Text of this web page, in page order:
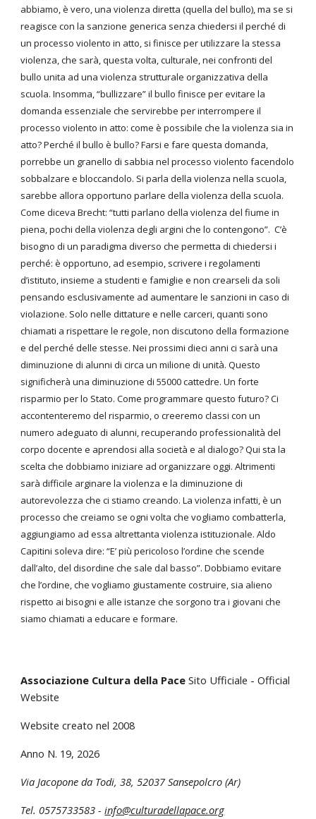
abbiamo, è vero, una violenza diretta (quella del bullo), ma se si
reagisce con la sanzione generica senza chiedersi il perché di
un processo violento in atto, si finisce per utilizzare la stessa
violenza, che sarà, questa volta, culturale, nei confronti del
bullo unita ad una violenza strutturale organizzativa della
scuola. Insomma, “bullizzare” il bullo finisce per evitare la
domanda essenziale che servirebbe per interrompere il
processo violento in atto: come è possibile che la violenza sia in
atto? Perché il bullo è bullo? Farsi e fare questa domanda,
porrebbe un granello di sabbia nel processo violento facendolo
sobbalzare e bloccandolo. Si parla della violenza nella scuola,
sarebbe allora opportuno parlare della violenza della scuola.
Come diceva Brecht: “tutti parlano della violenza del fiume in
piena, pochi della violenza degli argini che lo contengono”. C’è
bisogno di un paradigma diverso che permetta di chiedersi i
perché: è opportuno, ad esempio, scrivere i regolamenti
d’istituto, insieme a studenti e famiglie e non crearseli da soli
pensando esclusivamente ad aumentare le sanzioni in caso di
violazione. Solo nelle dittature e nelle carceri, quanti sono
chiamati a rispettare le regole, non discutono della formazione
e del perché delle stesse. Nei prossimi dieci anni ci sarà una
diminuzione di alunni di circa un milione di unità. Questo
significherà una diminuzione di 55000 cattedre. Un forte
risparmio per lo Stato. Come programmare questo futuro? Ci
accontenteremo del risparmio, o creeremo classi con un
numero adeguato di alunni, recuperando professionalità del
corpo docente e aprendosi alla società e al dialogo? Qui sta la
scelta che dobbiamo iniziare ad organizzare oggi. Altrimenti
sarà difficile arginare la violenza e la diminuzione di
autorevolezza che ci stiamo creando. La violenza infatti, è un
processo che creiamo se ogni volta che vogliamo combatterla,
aggiungiamo ad essa altrettanta violenza istituzionale. Aldo
Capitini soleva dire: “E’ più pericoloso l’ordine che scende
dall’alto, del disordine che sale dal basso”. Dobbiamo evitare
che l’ordine, che vogliamo giustamente costruire, sia alieno
rispetto ai bisogni e alle istanze che sorgono tra i giovani che
siamo chiamati a educare e formare.
Associazione Cultura della Pace Sito Ufficiale - Official
Website
Website creato nel 2008
Anno N. 19, 2026
Via Jacopone da Todi, 38,52037 Sansepolcro (Ar)
Tel. 0575733583 - info@culturadellapace.org